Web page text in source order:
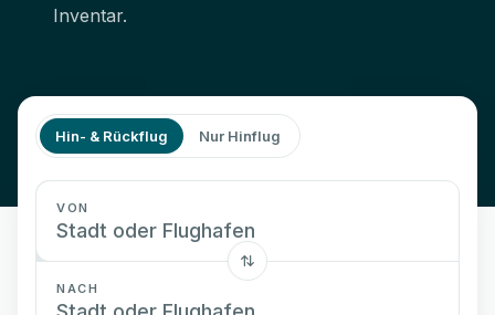
Inventar.
Hin- & Rückflug Nur Hinflug
VON
NACH